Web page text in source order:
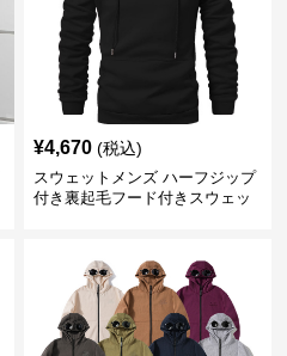
¥4,670 (税込)
スウェットメンズ ハーフジップ
付き裏起毛フード付きスウェッ